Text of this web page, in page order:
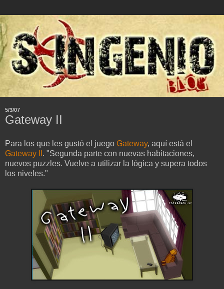
5/3/07
Gateway II
Para los que les gustó el juego Gateway, aquí está el
Gateway II . "Segunda parte con nuevas habitaciones,
nuevos puzzles. Vuelve a utilizar la lógica y supera todos
los niveles."